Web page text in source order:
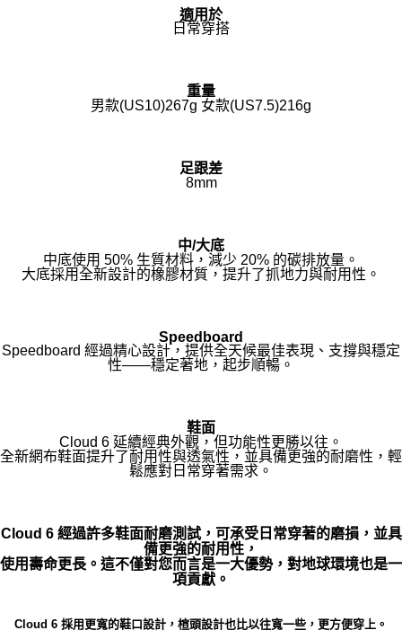
適用於
日常穿搭
重量
男款(US10)267g 女款(US7.5)216g
足跟差
8mm
中/大底
中底使用 50% 生質材料，減少 20% 的碳排放量。
大底採用全新設計的橡膠材質，提升了抓地力與耐用性。
Speedboard
Speedboard 經過精心設計，提供全天候最佳表現、支撐與穩定
性——穩定著地，起步順暢。
鞋面
Cloud 6 延續經典外觀，但功能性更勝以往。
全新網布鞋面提升了耐用性與透氣性，並具備更強的耐磨性，輕
鬆應對日常穿著需求。
Cloud 6 經過許多鞋面耐磨測試，可承受日常穿著的磨損，並具
備更強的耐用性，
使用壽命更長。這不僅對您而言是一大優勢，對地球環境也是一
項貢獻。
Cloud 6 採用更寬的鞋口設計，楦頭設計也比以往寬一些，更方便穿上。